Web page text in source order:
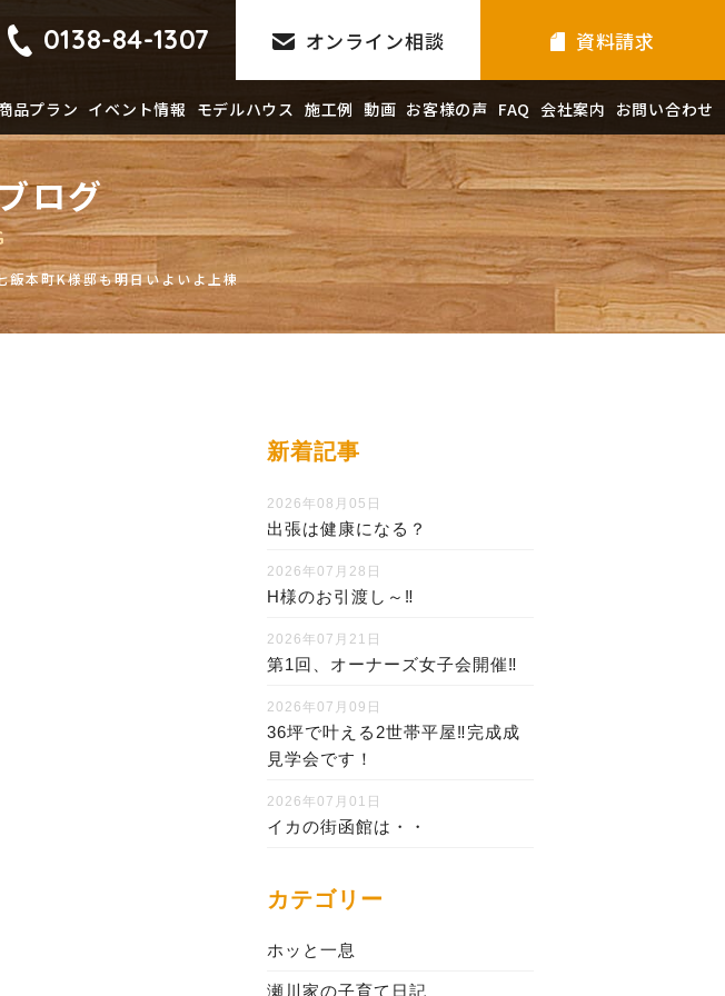
0138-84-1307 オンライン相談 資料請求
品プラン イベント情報 モデルハウス 施工例 動画 お客様の声 FAQ 会社案内 お問い合わせ
ログ
飯本町K様邸も明日いよいよ上棟
新着記事
2026年08月05日
出張は健康になる？
2026年07月28日
H様のお引渡し～‼
2026年07月21日
第1回、オーナーズ女子会開催‼
2026年07月09日
36坪で叶える2世帯平屋‼完成成
見学会です！
2026年07月01日
イカの街函館は・・
カテゴリー
ホッと一息
瀬川家の子育て日記